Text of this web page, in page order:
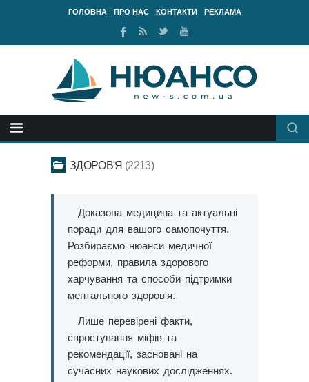
ГОЛОВНА ПРО НАС КОНТАКТИ РЕКЛАМА
Ми
у
RSS
стрічка
Ми
Наш
канал
ЗДОРОВ'Я 2213
Доказова медицина та актуальні
поради для вашого самопочуття.
Розбираємо нюанси медичної
реформи, правила здорового
харчування та способи підтримки
ментального здоров'я.
Лише перевірені факти,
спростування міфів та
рекомендації, засновані на
сучасних наукових дослідженнях.